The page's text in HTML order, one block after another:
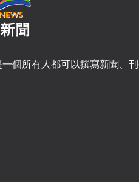
個所有人都可以撰寫新聞、